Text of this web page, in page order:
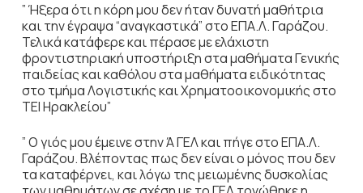
” Ήξερα ότι η κόρη μου δεν ήταν δυνατή μαθήτρια
και την έγραψα “αναγκαστικά” στο ΕΠΑ.Λ. Γαράζου.
Τελικά κατάφερε και πέρασε με ελάχιστη
φροντιστηριακή υποστήριξη στα μαθήματα Γενικής
παιδείας και καθόλου στα μαθήματα ειδικότητας
στο τμήμα Λογιστικής και Χρηματοοικονομικής στο
ΤΕΙ Ηρακλείου”
” Ο γιός μου έμεινε στην Ά ΓΕΛ και πήγε στο ΕΠΑ.Λ.
Γαράζου. Βλέποντας πως δεν είναι ο μόνος που δεν
τα καταφέρνει, και λόγω της μειωμένης δυσκολίας